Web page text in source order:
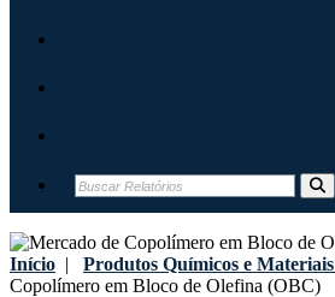
Início | Produtos Químicos e Materiais
Copolímero em Bloco de Olefina (OBC)